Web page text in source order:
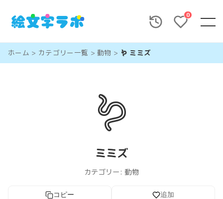
0
ホーム > カテゴリー一覧 >動物 > 🪱 ミミズ
🪱
ミミズ
カテゴリー: 動物
コピー 追加